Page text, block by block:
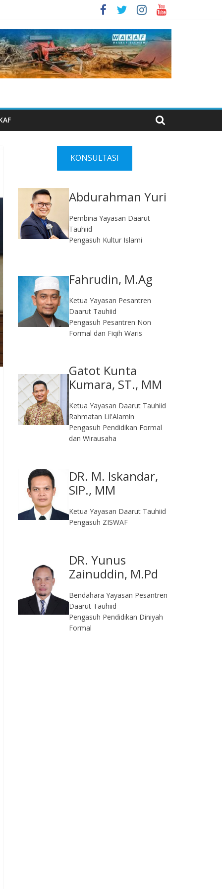
KONSULTASI
Abdurahman Yuri
Pembina Yayasan Daarut
Tauhiid
Pengasuh Kultur Islami
Fahrudin, M.Ag​
Ketua Yayasan Pesantren
Daarut Tauhiid
Pengasuh Pesantren Non
Formal dan Fiqih Waris
Gatot Kunta
Kumara, ST., MM
Ketua Yayasan Daarut Tauhiid
Rahmatan Lil'Alamin
Pengasuh Pendidikan Formal
dan Wirausaha
DR. M. Iskandar,
SIP., MM
Ketua Yayasan Daarut Tauhiid
Pengasuh ZISWAF
DR. Yunus
Zainuddin, M.Pd
Bendahara Yayasan Pesantren
Daarut Tauhiid
Pengasuh Pendidikan Diniyah
Formal